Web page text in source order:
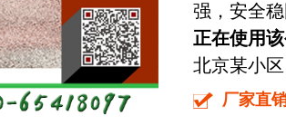
强，安全
正在使用
北京某小
厂家直